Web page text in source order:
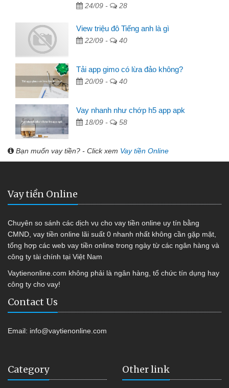
24/09 - 28
View triệu đô Tiếng anh là gì
22/09 - 40
Tải app gimo có lừa đảo không?
20/09 - 40
Vay nhanh như chớp h5 app apk
18/09 - 58
Bạn muốn vay tiền? - Click xem Vay tiền Online
Vay tiền Online
Chuyên so sánh các dịch vụ cho vay tiền online uy tín bằng
CMND, vay tiền online lãi suất 0 nhanh nhất không cần gặp mặt,
tổng hợp các web vay tiền online trong ngày từ các ngân hàng và
công ty tài chính tại Việt Nam
Vaytienonline.com không phải là ngân hàng, tổ chức tín dụng hay
công ty cho vay!
Contact Us
Email: info@vaytienonline.com
Category Other link